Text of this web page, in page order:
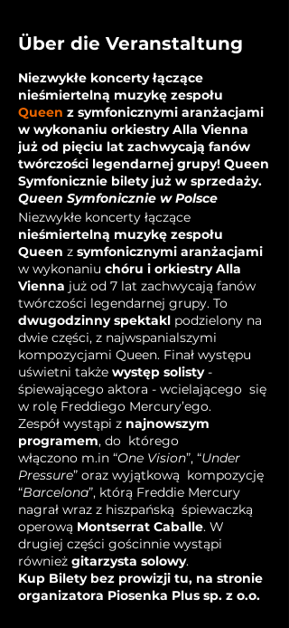
Über die Veranstaltung
Niezwykłe koncerty łączące
nieśmiertelną muzykę zespołu
Queen z symfonicznymi aranżacjami
w wykonaniu orkiestry Alla Vienna
już od pięciu lat zachwycają fanów
twórczości legendarnej grupy! Queen
Symfonicznie bilety już w sprzedaży.
Queen Symfonicznie w Polsce
Niezwykłe koncerty łączące
nieśmiertelną muzykę zespołu
Queen z symfonicznymi aranżacjami
w wykonaniu chóru i orkiestry Alla
Vienna już od 7 lat zachwycają fanów
twórczości legendarnej grupy. To
dwugodzinny spektakl podzielony na
dwie części, z najwspanialszymi
kompozycjami Queen. Finał występu
uświetni także występ solisty-
śpiewającego aktora - wcielającego się
w rolę Freddiego Mercury’ego.
Zespół wystąpi z najnowszym
programem, do którego
włączono m.in “One Vision”, “Under
Pressure” oraz wyjątkową kompozycję
“Barcelona”, którą Freddie Mercury
nagrał wraz z hiszpańską śpiewaczką
operową Montserrat Caballe. W
drugiej części gościnnie wystąpi
również gitarzysta solowy.
Kup Bilety bez prowizji tu, na stronie
organizatora Piosenka Plus sp. z o.o.